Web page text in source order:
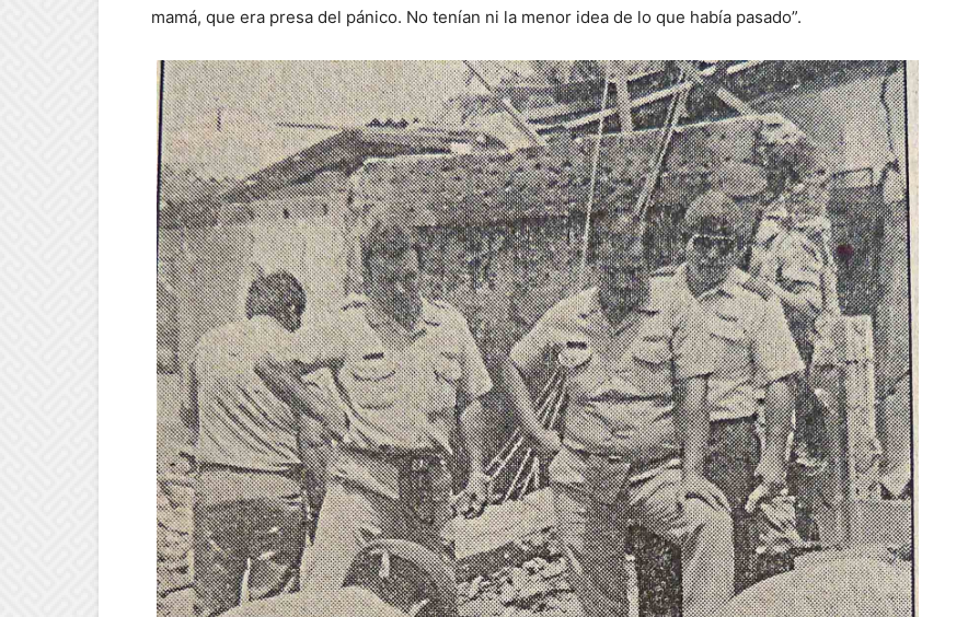
mamá, que era presa del pánico. No tenían ni la menor idea de lo que había pasado”.